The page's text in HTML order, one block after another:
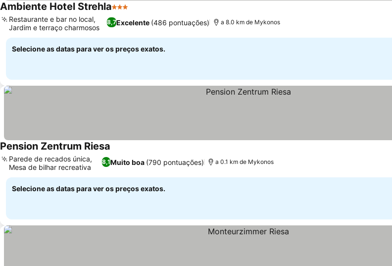
Ambiente Hotel Strehla3 Estrelas
8,7Excelente (486 pontuações)
Restaurante e bar no local,
Jardim e terraço charmosos
a 8.0 km de Mykonos
Selecione as datas para ver os preços exatos.
Pension Zentrum Riesa
8,1Muito boa (790 pontuações)
Parede de recados única,
Mesa de bilhar recreativa
a 0.1 km de Mykonos
Selecione as datas para ver os preços exatos.